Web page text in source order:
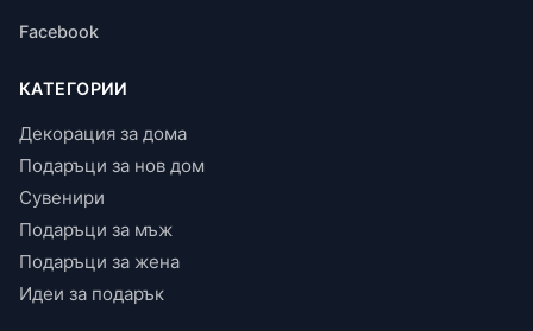
Facebook
КАТЕГОРИИ
Декорация за дома
Подаръци за нов дом
Сувенири
Подаръци за мъж
Подаръци за жена
Идеи за подарък